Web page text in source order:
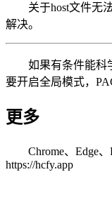
关于host文件无
解决。
如果有条件能科
要开启全局模式，
更多
Chrome、Edge
https://hcfy.app